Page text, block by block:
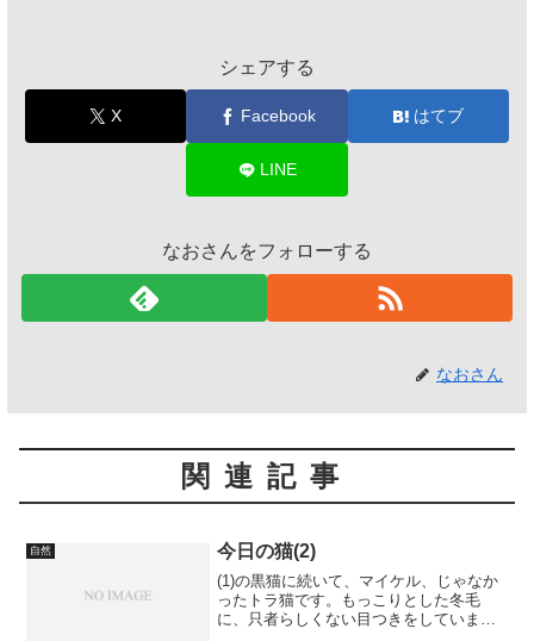
シェアする
X Facebook はてブ
LINE
なおさんをフォローする
なおさん
関連記事
自然 今日の猫(2)
(1)の黒猫に続いて、マイケル、じゃなか
ったトラ猫です。もっこりとした冬毛
に、只者らしくない目つきをしています